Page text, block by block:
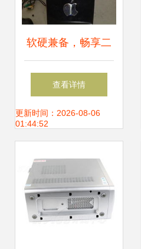
软硬兼备，畅享二
手电脑的性价比之
选
查看详情
更新时间：2026-08-06
01:44:52